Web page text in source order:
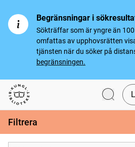
Begränsningar i
Sökträffar som är yngre än
omfattas av upphovsrätten
tjänsten när du söker på
begränsningen.
Svenska tidningar
Filtrera